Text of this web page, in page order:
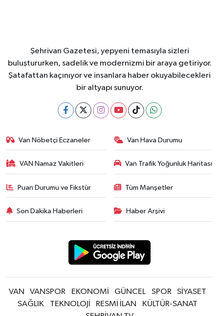
Şehrivan Gazetesi, yepyeni temasıyla sizleri
buluştururken, sadelik ve modernizmi bir araya getiriyor.
Şatafattan kaçınıyor ve insanlara haber okuyabilecekleri
bir altyapı sunuyor.
Van Nöbetçi Eczaneler Van Hava Durumu
VAN Namaz Vakitleri Van Trafik Yoğunluk Haritası
Puan Durumu ve Fikstür Tüm Manşetler
Son Dakika Haberleri Haber Arşivi
VAN VANSPOR EKONOMİ GÜNCEL SPOR
SİYASET
SAĞLIK
TEKNOLOJİ RESMİ İLAN
KÜLTÜR-SANAT